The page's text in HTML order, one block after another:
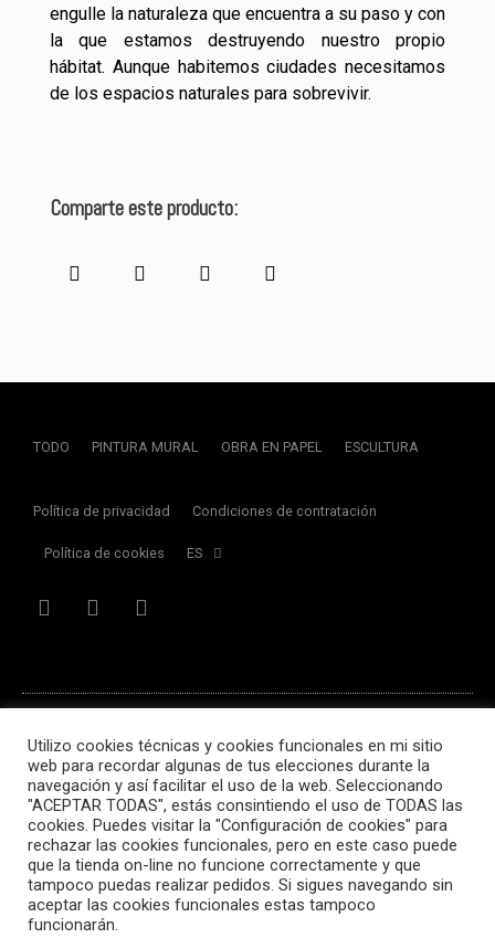
engulle la naturaleza que encuentra a su paso y con
la que estamos destruyendo nuestro propio
hábitat. Aunque habitemos ciudades necesitamos
de los espacios naturales para sobrevivir.
Comparte este producto:
TODO PINTURA MURAL OBRA EN PAPEL ESCULTURA
Política de privacidad Condiciones de contratación
Política de cookies ES
© Peri 2026 · Todos los derechos reservados
Hecho con❤porMarta Villar Cruces
Utilizo cookies técnicas y cookies funcionales en mi sitio
web para recordar algunas de tus elecciones durante la
navegación y así facilitar el uso de la web. Seleccionando
"ACEPTAR TODAS", estás consintiendo el uso de TODAS las
cookies. Puedes visitar la "Configuración de cookies" para
rechazar las cookies funcionales, pero en este caso puede
que la tienda on-line no funcione correctamente y que
tampoco puedas realizar pedidos. Si sigues navegando sin
aceptar las cookies funcionales estas tampoco
funcionarán.